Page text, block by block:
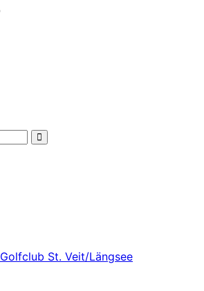
Golfclub St. Veit/Längsee